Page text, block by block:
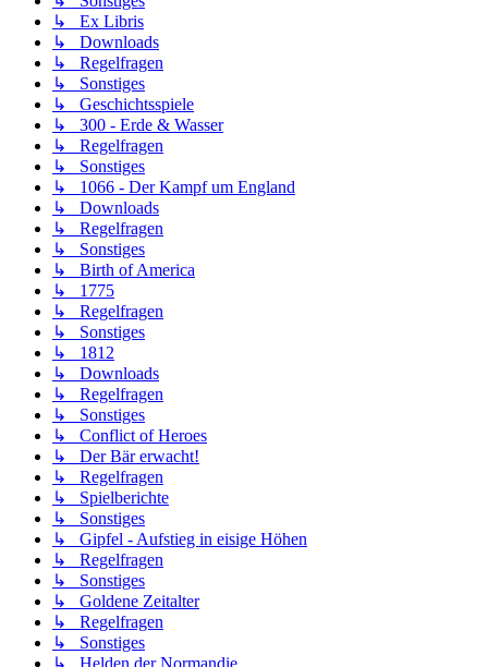
↳ Ex Libris
↳ Downloads
↳ Regelfragen
↳ Sonstiges
↳ Geschichtsspiele
↳ 300 - Erde & Wasser
↳ Regelfragen
↳ Sonstiges
↳ 1066 - Der Kampf um England
↳ Downloads
↳ Regelfragen
↳ Sonstiges
↳ Birth of America
↳ 1775
↳ Regelfragen
↳ Sonstiges
↳ 1812
↳ Downloads
↳ Regelfragen
↳ Sonstiges
↳ Conflict of Heroes
↳ Der Bär erwacht!
↳ Regelfragen
↳ Spielberichte
↳ Sonstiges
↳ Gipfel - Aufstieg in eisige Höhen
↳ Regelfragen
↳ Sonstiges
↳ Goldene Zeitalter
↳ Regelfragen
↳ Sonstiges